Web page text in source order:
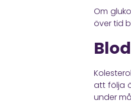
Om
över tid
att följa
under